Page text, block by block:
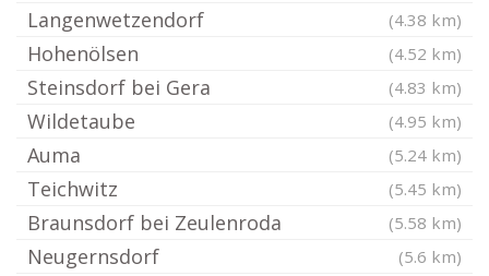
Langenwetzendorf (4.38 km)
Hohenölsen (4.52 km)
Steinsdorf bei Gera (4.83 km)
Wildetaube (4.95 km)
Auma (5.24 km)
Teichwitz (5.45 km)
Braunsdorf bei Zeulenroda (5.58 km)
Neugernsdorf (5.6 km)